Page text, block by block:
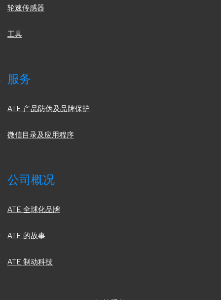
轮速传感器
工具
服务
ATE 产品防伪及品牌保护
微信目录及应用程序
公司概况
ATE 全球化品牌
ATE 的故事
ATE 制动科技